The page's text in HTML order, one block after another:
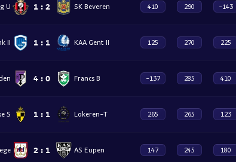
U 1 : 2 SK Beveren 410 290 -143
II 1 : 1 KAA Gent II 125 270 225
4 : 0 Francs B -137 285 410
S 1 : 1 Lokeren-T 265 265 123
2 : 1 AS Eupen 147 245 180